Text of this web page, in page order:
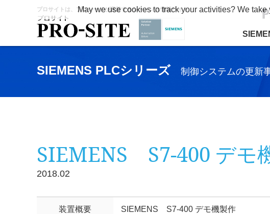
プロサイトは、プロシードが運営するシーメンス情報サイト
SIEMENS PLCシリーズ 制御システムの更新
SIEMENS S7-400 デモ
2018.02
装置概要 SIEMENS S7-400 デモ機製作
May we use cookies to track your activities? We